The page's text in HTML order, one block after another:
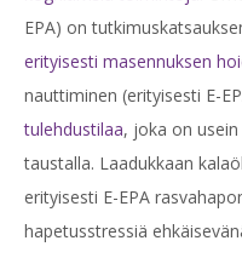
EPA) on tutki
erityisesti masennuksen
nauttiminen (erityisesti E-
tulehdustilaa, joka on usein
taustalla. Laadukkaan
erityisesti E-EPA
hapetusstressiä